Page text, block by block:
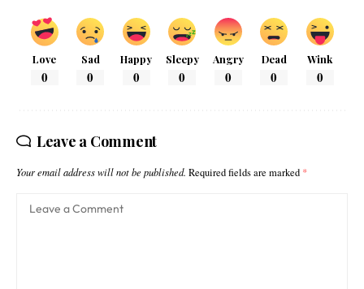
Love
0
Sad
0
Happy
0
Sleepy
0
Angry
0
Dead
0
Wink
0
Leave a Comment
Your email address will not be published. Required fields are marked *